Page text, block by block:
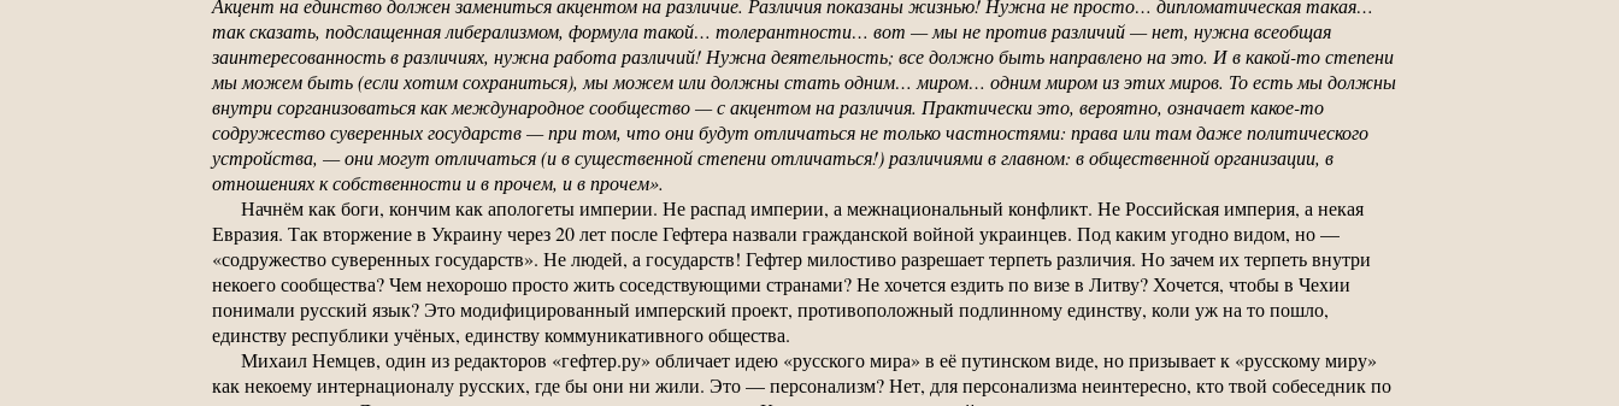
Акцент на единство должен замениться акцентом на различие. Различия показаны жизнью! Нужна не просто… дипломатическая такая…
так сказать, подслащенная либерализмом, формула такой… толерантности… вот — мы не против различий — нет, нужна всеобщая
заинтересованность в различиях, нужна работа различий! Нужна деятельность; все должно быть направлено на это. И в какой-то степени
мы можем быть (если хотим сохраниться), мы можем или должны стать одним… миром… одним миром из этих миров. То есть мы должны
внутри сорганизоваться как международное сообщество — с акцентом на различия. Практически это, вероятно, означает какое-то
содружество суверенных государств — при том, что они будут отличаться не только частностями: права или там даже политического
устройства, — они могут отличаться (и в существенной степени отличаться!) различиями в главном: в общественной организации, в
отношениях к собственности и в прочем, и в прочем».
Начнём как боги, кончим как апологеты империи. Не распад империи, а межнациональный конфликт. Не Российская империя, а некая
Евразия. Так вторжение в Украину через 20 лет после Гефтера назвали гражданской войной украинцев. Под каким угодно видом, но —
«содружество суверенных государств». Не людей, а государств! Гефтер милостиво разрешает терпеть различия. Но зачем их терпеть внутри
некоего сообщества? Чем нехорошо просто жить соседствующими странами? Не хочется ездить по визе в Литву? Хочется, чтобы в Чехии
понимали русский язык? Это модифицированный имперский проект, противоположный подлинному единству, коли уж на то пошло,
единству республики учёных, единству коммуникативного общества.
Михаил Немцев, один из редакторов «гефтер.ру» обличает идею «русского мира» в её путинском виде, но призывает к «русскому миру»
как некоему интернационалу русских, где бы они ни жили. Это — персонализм? Нет, для персонализма неинтересно, кто твой собеседник по